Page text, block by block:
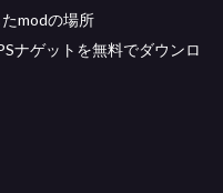
modの場所
ナゲットを無料でダウンロ